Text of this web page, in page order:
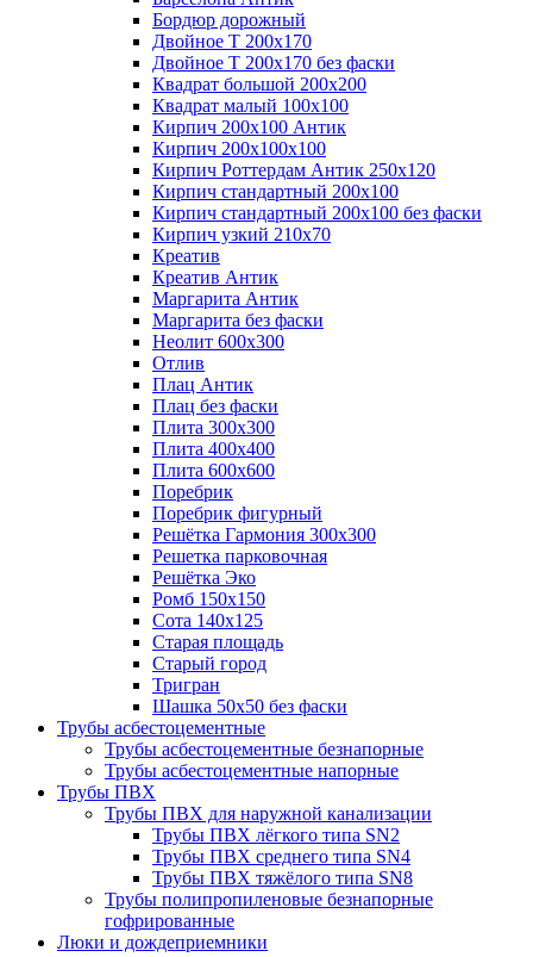
Бордюр дорожный
Двойное Т 200х170
Двойное Т 200х170 без фаски
Квадрат большой 200х200
Квадрат малый 100х100
Кирпич 200х100 Антик
Кирпич 200х100х100
Кирпич Роттердам Антик 250х120
Кирпич стандартный 200х100
Кирпич стандартный 200х100 без фаски
Кирпич узкий 210х70
Креатив
Креатив Антик
Маргарита Антик
Маргарита без фаски
Неолит 600х300
Отлив
Плац Антик
Плац без фаски
Плита 300х300
Плита 400х400
Плита 600х600
Поребрик
Поребрик фигурный
Решётка Гармония 300х300
Решетка парковочная
Решётка Эко
Ромб 150х150
Сота 140х125
Старая площадь
Старый город
Тригран
Шашка 50х50 без фаски
Трубы асбестоцементные
Трубы асбестоцементные безнапорные
Трубы асбестоцементные напорные
Трубы ПВХ
Трубы ПВХ для наружной канализации
Трубы ПВХ лёгкого типа SN2
Трубы ПВХ среднего типа SN4
Трубы ПВХ тяжёлого типа SN8
Трубы полипропиленовые безнапорные
гофрированные
Люки и дождеприемники